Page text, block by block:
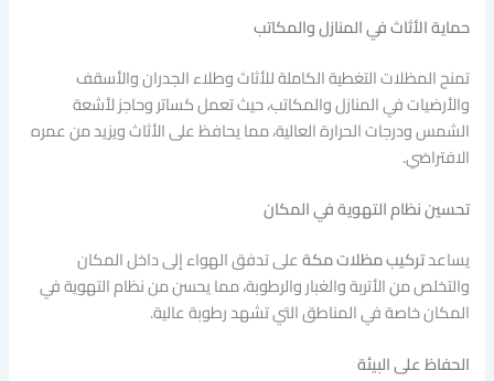
حماية الأثاث في المنازل والمكاتب
تمنح المظلات التغطية الكاملة للأثاث وطلاء الجدران والأسقف
والأرضيات في المنازل والمكاتب، حيث تعمل كساتر وحاجز لأشعة
الشمس ودرجات الحرارة العالية، مما يحافظ على الأثاث ويزيد من عمره
الافتراضي.
تحسين نظام التهوية في المكان
يساعدتركيب مظلات مكةعلى تدفق الهواء إلى داخل المكان
والتخلص من الأتربة والغبار والرطوبة، مما يحسن من نظام التهوية في
المكان خاصة في المناطق التي تشهد رطوبة عالية.
الحفاظ على البيئة